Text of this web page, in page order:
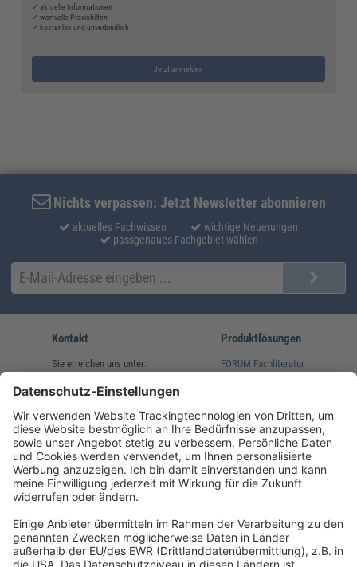
✓ aktuelle Informationen
✓ wertvolle Praxishilfen
✓ kostenlos und unverbindlich
Jetzt anmelden
Nichts verpassen: Jetzt Newsletter abonnieren
aktuelles Fachwissen
wichtige Neuerungen
passgenaues Fachgebiet wählen
Kontakt
Sie erreichen uns unter:
(08233) 38 11 23
service@forum-verlag.com
Mo-Do 07:30 - 17:00 Uhr
Fr 07:30 - 15:00 Uhr
Produktlösungen
FORUM Fachliteratur
Folgen Sie uns